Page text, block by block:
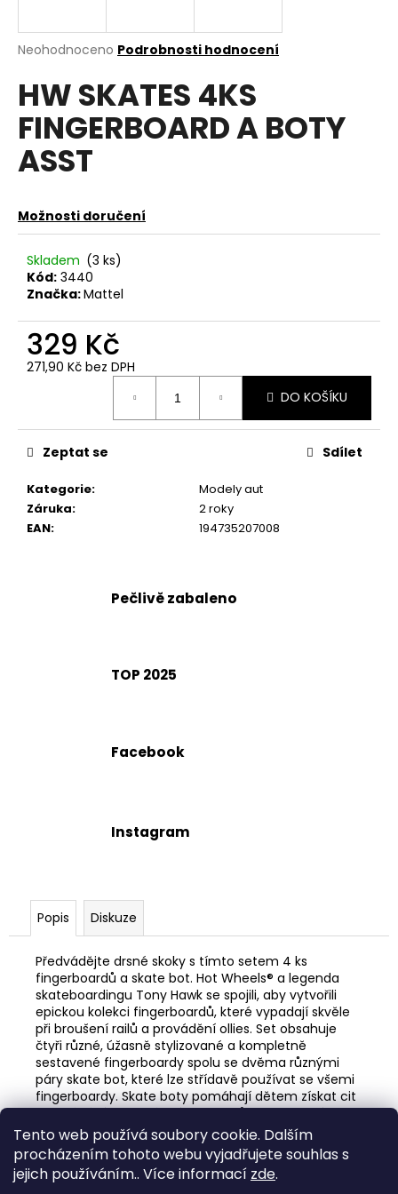
Tento web používá soubory cookie. Dalším
procházením tohoto webu vyjadřujete souhlas s
jejich používáním.. Více informací zde.
Průměrné
produktu
je
0,0
hvězdiček.
Neohodnoceno Podrobnosti hodnocení
HW SKATES 4KS
FINGERBOARD A BOTY
ASST
Možnosti doručení
Skladem (3 ks)
Kód: 3440
Značka:Mattel
329 Kč
271,90 Kč bez DPH
DO KOŠÍKU
Kategorie:
Modely aut
Záruka:
2 roky
EAN: 194735207008
Zeptat se Sdílet
Pečlivě zabaleno
TOP 2025
Facebook
Instagram
Popis Diskuze
Předvádějte drsné skoky s tímto setem 4 ks
fingerboardů a skate bot. Hot Wheels® a legenda
skateboardingu Tony Hawk se spojili, aby vytvořili
epickou kolekci fingerboardů, které vypadají skvěle
při broušení railů a provádění ollies. Set obsahuje
čtyři různé, úžasně stylizované a kompletně
sestavené fingerboardy spolu se dvěma různými
páry skate bot, které lze střídavě používat se všemi
fingerboardy. Skate boty pomáhají dětem získat cit
při zvládání kaskadérských kousků a salt. Každý set
obsahuje jeden exkluzivní fingerboard a pár skate
bot. Každý set se prodává samostatně v závislosti
na dostupnosti. Barvy a vzhled výrobku se mohou
lišit.
j
t
?
D
o
p
o
e
m
e